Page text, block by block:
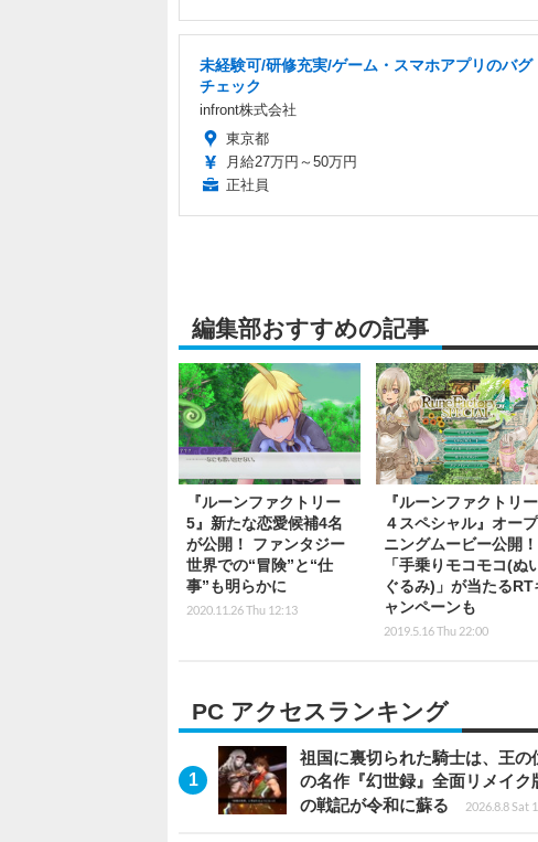
未経験可/研修充実/ゲーム・スマホアプリのバグ
チェック
infront株式会社
東京都
月給27万円～50万円
正社員
編集部おすすめの記事
『ルーンファクトリー
5』新たな恋愛候補4名
が公開！ ファンタジー
世界での“冒険”と“仕
事”も明らかに
2020.11.26 Thu 12:13
『ルーンファクトリー
４スペシャル』オープ
ニングムービー公開！
「手乗りモコモコ(ぬ
ぐるみ)」が当たるRT
ャンペーンも
2019.5.16 Thu 22:00
PC アクセスランキング
祖国に裏切られた騎士は、王
の名作『幻世録』全面リメイ
の戦記が令和に蘇る
2026.8.8 Sat